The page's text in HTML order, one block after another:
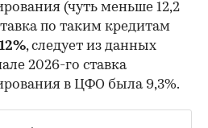
(чуть меньше 12,2
по таким кредитам
, следует из данных
2026-го ставка
в ЦФО была 9,3%.